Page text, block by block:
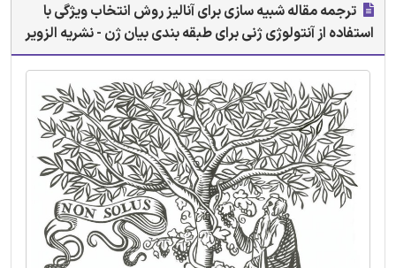
ترجمه مقاله شبیه سازی برای آنالیز روش انتخاب ویژگی با
استفاده از آنتولوژی ژنی برای طبقه بندی بیان ژن - نشریه الزویر